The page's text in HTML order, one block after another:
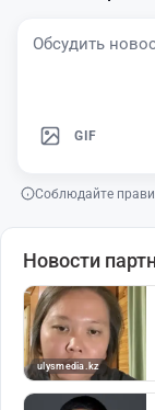
GIF
Соблюдайте